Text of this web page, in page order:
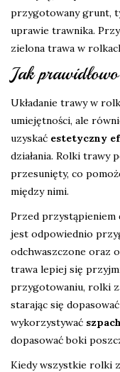
przygotowany grunt,
uprawie trawnika.
zielona trawa w
Jak
Układanie trawy w
umiejętności, ale
uzyskać estetyczny
działania. Rolki trawy
przesunięty, co
między nimi.
Przed przystąpieniem
jest odpowiednio
odchwaszczone oraz
trawa lepiej się
przygotowaniu, rolki
starając się
wykorzystywać
dopasować boki
Kiedy wszystkie rolki